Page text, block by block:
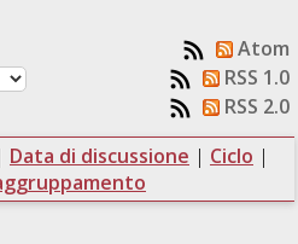
Atom
RSS 1.0
RSS 2.0
Data di discussione | Ciclo |